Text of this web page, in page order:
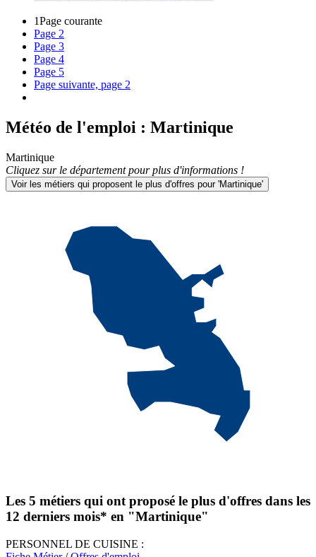
1Page courante
Page 2
Page 3
Page 4
Page 5
Page suivante, page 2
Météo de l'emploi : Martinique
Martinique
Cliquez sur le département pour plus d'informations !
Voir les métiers qui proposent le plus d'offres pour 'Martinique'
Les 5 métiers qui ont proposé le plus d'offres dans les
12 derniers mois* en "Martinique"
PERSONNEL DE CUISINE :